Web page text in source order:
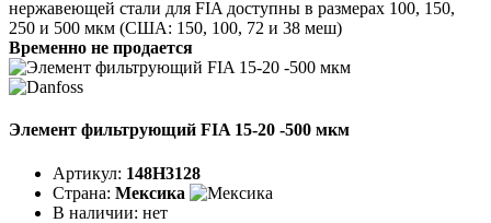
нержавеющей стали для FIA доступны в размерах 100, 150,
250 и 500 мкм (США: 150, 100, 72 и 38 меш)
Временно не продается
Элемент фильтрующий FIA 15-20 -500 мкм
Артикул: 148H3128
Страна: Мексика
В наличии: нет